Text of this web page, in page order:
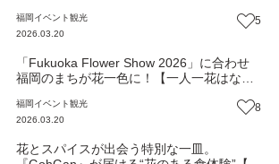
福岡 イベント観光
2026.03.20
5
「Fukuoka Flower Show 2026」に合わせ
福岡のまちが花一色に！【一人一花はなき
福岡 イベント観光
2026.03.20
8
花とスパイスが出会う特別な一皿。